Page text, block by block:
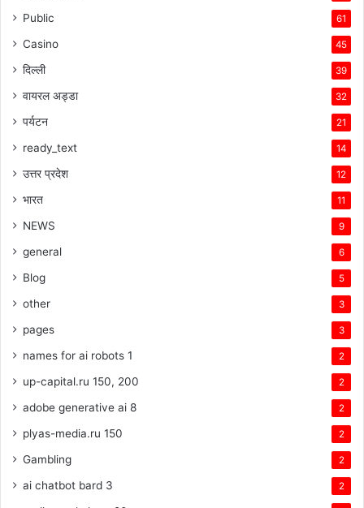
Public 61
Casino 45
दिल्ली 39
वायरल अड्डा 32
पर्यटन 21
ready_text 14
उत्तर प्रदेश 12
भारत 11
NEWS 9
general 6
Blog 5
other 3
pages 3
names for ai robots 1 2
up-capital.ru 150, 200 2
adobe generative ai 8 2
plyas-media.ru 150 2
Gambling 2
ai chatbot bard 3 2